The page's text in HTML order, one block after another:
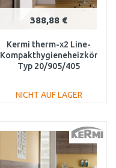
388,88 €
Kermi therm-x2 Line-
Kompakthygieneheizkörper
Typ 20/905/405
NICHT AUF LAGER
Vergleichen